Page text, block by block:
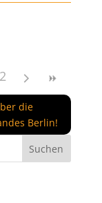
die
Berlin!